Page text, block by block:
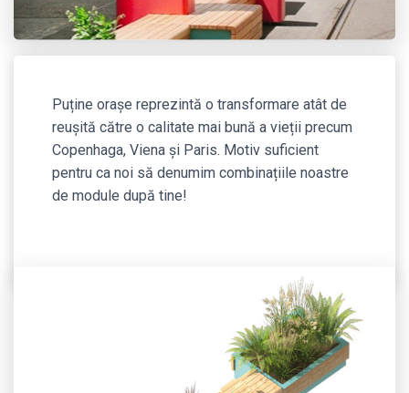
Puține orașe reprezintă o transformare atât de
reușită către o calitate mai bună a vieții precum
Copenhaga, Viena și Paris. Motiv suficient
pentru ca noi să denumim combinațiile noastre
de module după tine!